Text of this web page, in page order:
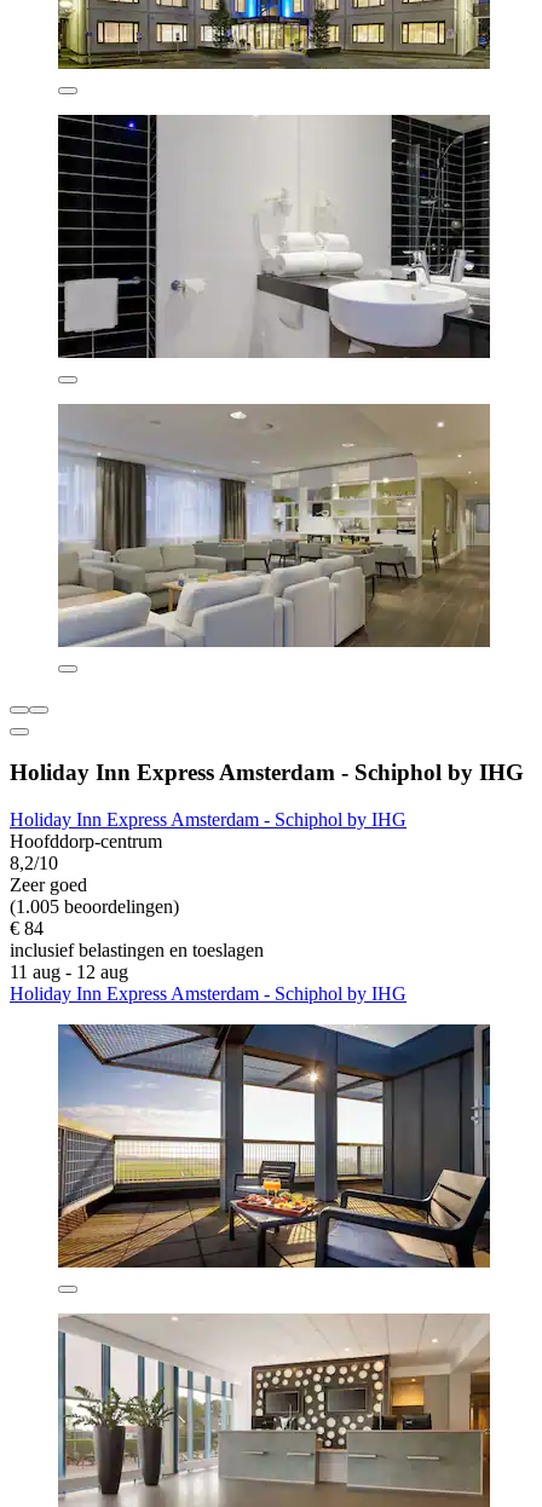
Holiday Inn Express Amsterdam - Schiphol by IHG
Holiday Inn Express Amsterdam - Schiphol by IHG
Hoofddorp-centrum
8,2/10
Zeer goed
(1.005 beoordelingen)
€ 84
inclusief belastingen en toeslagen
11 aug - 12 aug
Holiday Inn Express Amsterdam - Schiphol by IHG